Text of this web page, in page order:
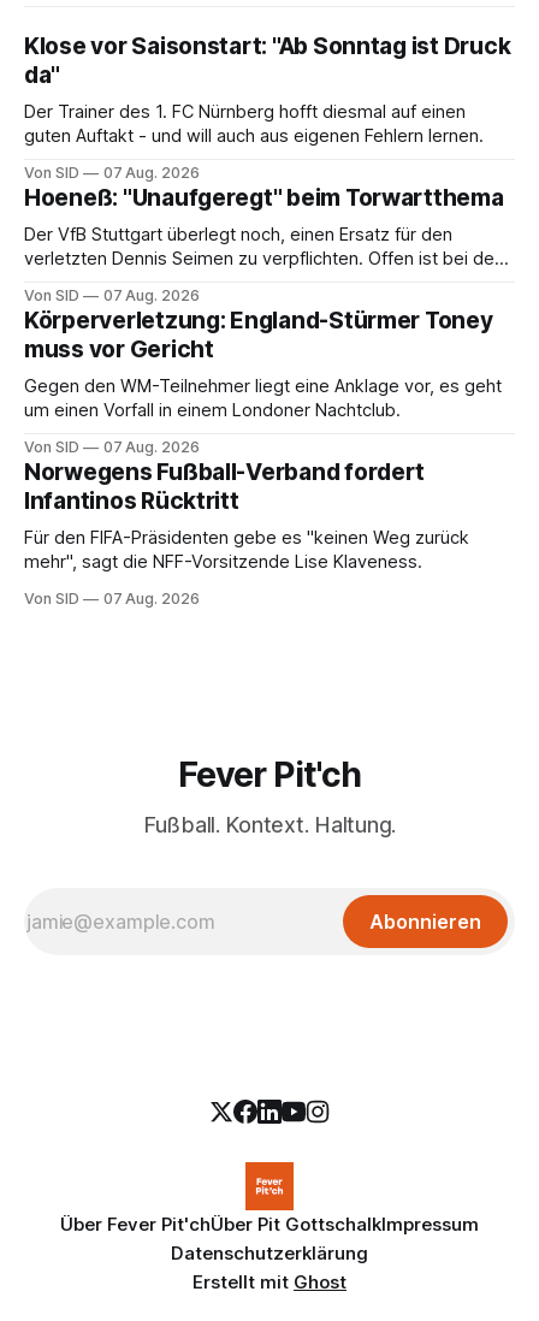
Klose vor Saisonstart: "Ab Sonntag ist Druck
da"
Der Trainer des 1. FC Nürnberg hofft diesmal auf einen
guten Auftakt - und will auch aus eigenen Fehlern lernen.
Von SID 07 Aug. 2026
Hoeneß: "Unaufgeregt" beim Torwartthema
Der VfB Stuttgart überlegt noch, einen Ersatz für den
verletzten Dennis Seimen zu verpflichten. Offen ist bei den
Von SID 07 Aug. 2026
Körperverletzung: England-Stürmer Toney
muss vor Gericht
Gegen den WM-Teilnehmer liegt eine Anklage vor, es geht
um einen Vorfall in einem Londoner Nachtclub.
Von SID 07 Aug. 2026
Norwegens Fußball-Verband fordert
Infantinos Rücktritt
Für den FIFA-Präsidenten gebe es "keinen Weg zurück
mehr", sagt die NFF-Vorsitzende Lise Klaveness.
Von SID 07 Aug. 2026
Fever Pit'ch
Fußball. Kontext. Haltung.
Abonnieren
Über Fever Pit'chÜber Pit GottschalkImpressum
Datenschutzerklärung
Erstellt mit Ghost